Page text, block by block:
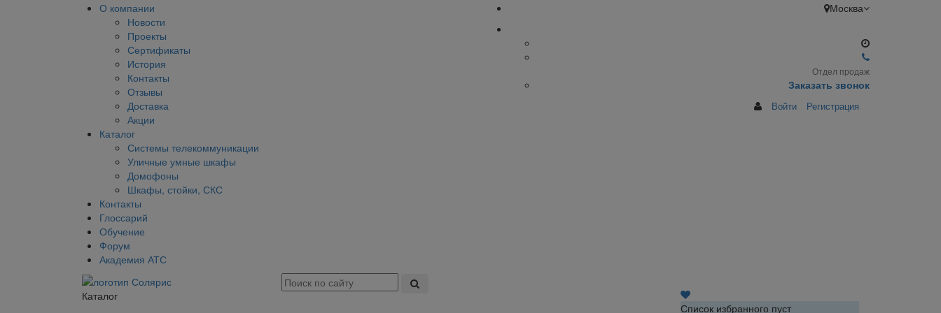
О компании
Новости
Проекты
Сертификаты
История
Контакты
Отзывы
Доставка
Акции
Каталог
Системы телекоммуникации
Уличные умные шкафы
Домофоны
Шкафы, стойки, СКС
Контакты
Глоссарий
Обучение
Форум
Академия АТС
Москва
Отдел продаж
Заказать звонок
Войти Регистрация
Каталог
Список избранного пуст